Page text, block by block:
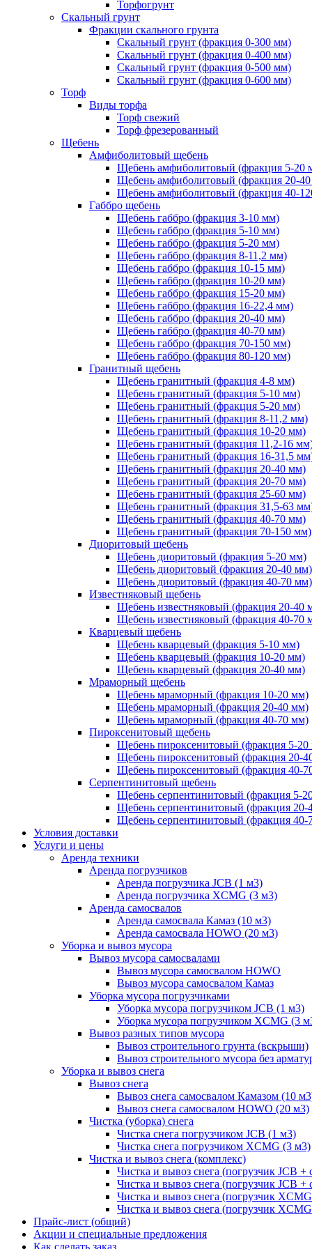
Торфогрунт
Скальный грунт
Фракции скального грунта
Скальный грунт (фракция 0-300 мм)
Скальный грунт (фракция 0-400 мм)
Скальный грунт (фракция 0-500 мм)
Скальный грунт (фракция 0-600 мм)
Торф
Виды торфа
Торф свежий
Торф фрезерованный
Щебень
Амфиболитовый щебень
Щебень амфиболитовый (фракция 5-20
Щебень амфиболитовый (фракция 20-
Щебень амфиболитовый (фракция 40-
Габбро щебень
Щебень габбро (фракция 3-10 мм)
Щебень габбро (фракция 5-10 мм)
Щебень габбро (фракция 5-20 мм)
Щебень габбро (фракция 8-11,2 мм)
Щебень габбро (фракция 10-15 мм)
Щебень габбро (фракция 10-20 мм)
Щебень габбро (фракция 15-20 мм)
Щебень габбро (фракция 16-22,4 мм)
Щебень габбро (фракция 20-40 мм)
Щебень габбро (фракция 40-70 мм)
Щебень габбро (фракция 70-150 мм)
Щебень габбро (фракция 80-120 мм)
Гранитный щебень
Щебень гранитный (фракция 4-8 мм)
Щебень гранитный (фракция 5-10 мм)
Щебень гранитный (фракция 5-20 мм)
Щебень гранитный (фракция 8-11,2 мм)
Щебень гранитный (фракция 10-20 мм)
Щебень гранитный (фракция 11,2-16
Щебень гранитный (фракция 16-31,5
Щебень гранитный (фракция 20-40 мм)
Щебень гранитный (фракция 20-70 мм)
Щебень гранитный (фракция 25-60 мм)
Щебень гранитный (фракция 31,5-63
Щебень гранитный (фракция 40-70 мм)
Щебень гранитный (фракция 70-150 мм)
Диоритовый щебень
Щебень диоритовый (фракция 5-20 мм)
Щебень диоритовый (фракция 20-40 мм)
Щебень диоритовый (фракция 40-70 мм)
Известняковый щебень
Щебень известняковый (фракция 20-40
Щебень известняковый (фракция 40-70
Кварцевый щебень
Щебень кварцевый (фракция 5-10 мм)
Щебень кварцевый (фракция 10-20 мм)
Щебень кварцевый (фракция 20-40 мм)
Мраморный щебень
Щебень мраморный (фракция 10-20 мм)
Щебень мраморный (фракция 20-40 мм)
Щебень мраморный (фракция 40-70 мм)
Пироксенитовый щебень
Щебень пироксенитовый (фракция 5-
Щебень пироксенитовый (фракция 20-
Щебень пироксенитовый (фракция 40-
Серпентинитовый щебень
Щебень серпентинитовый (фракция 5-
Щебень серпентинитовый (фракция 20-
Щебень серпентинитовый (фракция 40-
Условия доставки
Услуги и цены
Аренда техники
Аренда погрузчиков
Аренда погрузчика JCB (1 м3)
Аренда погрузчика XCMG (3 м3)
Аренда самосвалов
Аренда самосвала Камаз (10 м3)
Аренда самосвала HOWO (20 м3)
Уборка и вывоз мусора
Вывоз мусора самосвалами
Вывоз мусора самосвалом HOWO
Вывоз мусора самосвалом Камаз
Уборка мусора погрузчиками
Уборка мусора погрузчиком JCB (1 м3)
Уборка мусора погрузчиком XCMG (3
Вывоз разных типов мусора
Вывоз строительного грунта (вскрыши)
Вывоз строительного мусора без
Уборка и вывоз снега
Вывоз снега
Вывоз снега самосвалом Камазом (10
Вывоз снега самосвалом HOWO (20 м3)
Чистка (уборка) снега
Чистка снега погрузчиком JCB (1 м3)
Чистка снега погрузчиком XCMG (3 м3)
Чистка и вывоз снега (комплекс)
Чистка и вывоз снега (погрузчик JCB +
Чистка и вывоз снега (погрузчик JCB +
Чистка и вывоз снега (погрузчик
Чистка и вывоз снега (погрузчик
Прайс-лист (общий)
Акции и специальные предложения
Как сделать заказ